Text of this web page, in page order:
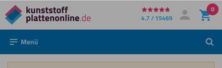
Direkt
zum
Inhalt
4.7 / 15469 Mein Konto
Anmelden
0
Menü